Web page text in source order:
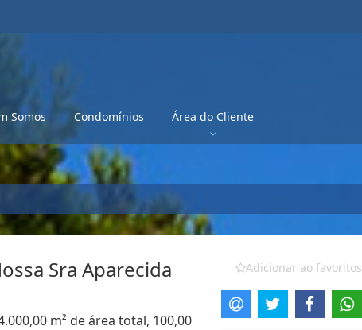
Somos Condomínios Área do Cliente
Sra Aparecida
m² de área total, 100,00
Adicionar ao favoritos